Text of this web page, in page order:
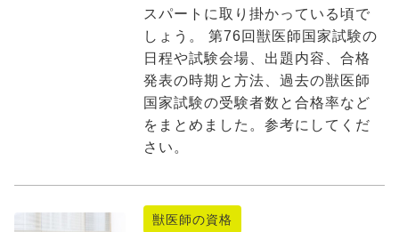
スパートに取り掛かっている頃で
しょう。 第76回獣医師国家試験の
日程や試験会場、出題内容、合格
発表の時期と方法、過去の獣医師
国家試験の受験者数と合格率など
をまとめました。参考にしてくだ
さい。
獣医師の資格